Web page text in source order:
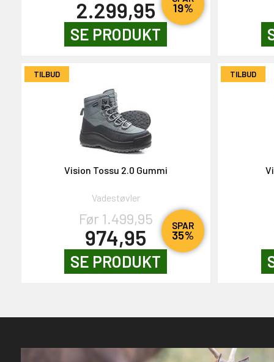
19%
2.299,95
SE PRODUKT
TILBUD
SPAR
35%
Vision Tossu 2.0 Gummi
Vadestøvler
Før 1.499,95
974,95
SE PRODUKT
TILBUD